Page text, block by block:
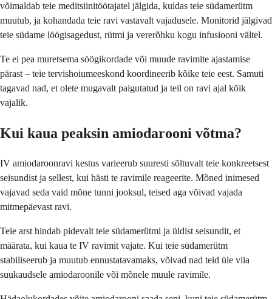
võimaldab teie meditsiinitöötajatel jälgida, kuidas teie südamerütm
muutub, ja kohandada teie ravi vastavalt vajadusele. Monitorid jälgivad
teie südame löögisagedust, rütmi ja vererõhku kogu infusiooni vältel.
Te ei pea muretsema söögikordade või muude ravimite ajastamise
pärast – teie tervishoiumeeskond koordineerib kõike teie eest. Samuti
tagavad nad, et olete mugavalt paigutatud ja teil on ravi ajal kõik
vajalik.
Kui kaua peaksin amiodarooni võtma?
IV amiodaroonravi kestus varieerub suuresti sõltuvalt teie konkreetsest
seisundist ja sellest, kui hästi te ravimile reageerite. Mõned inimesed
vajavad seda vaid mõne tunni jooksul, teised aga võivad vajada
mitmepäevast ravi.
Teie arst hindab pidevalt teie südamerütmi ja üldist seisundit, et
määrata, kui kaua te IV ravimit vajate. Kui teie südamerütm
stabiliseerub ja muutub ennustatavamaks, võivad nad teid üle viia
suukaudsele amiodaroonile või mõnele muule ravimile.